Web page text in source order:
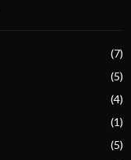
(7)
(5)
(4)
(1)
(5)